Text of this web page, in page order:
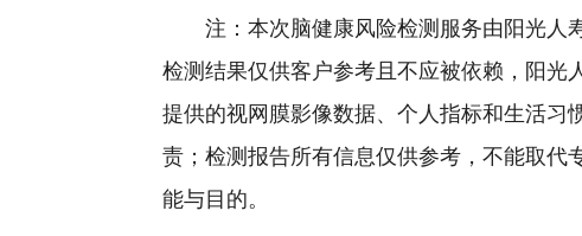
注：本次脑健康风险检测服务由阳光人
检测结果仅供客户参考且不应被依赖，阳光
提供的视网膜影像数据、个人指标和生活习
责；检测报告所有信息仅供参考，不能取代
能与目的。